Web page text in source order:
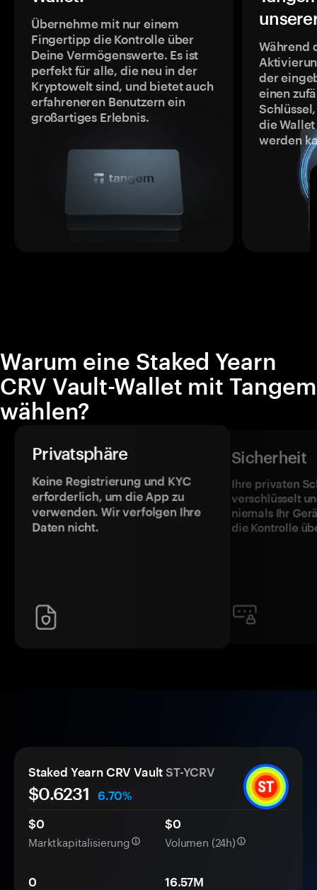
Übernehme mit nur einem
Fingertipp die Kontrolle über
Deine Vermögenswerte. Es ist
perfekt für alle, die neu in der
Kryptowelt sind, und bietet auch
erfahreneren Benutzern ein
großartiges Erlebnis.
Während
der
einen
die
werden
Warum eine Staked Yearn
CRV Vault-Wallet mit Tangem
wählen?
Privatsphäre
Keine Registrierung und KYC
erforderlich, um die App zu
verwenden. Wir verfolgen Ihre
Daten nicht.
Sicherheit
Ihre privaten
verschlüsselt
niemals Ihr
die Kontrolle
Staked Yearn CRV Vault ST-YCRV
$0.6231
6.70%
$0
Marktkapitalisierung
$0
Volumen (24h)
0 16.57M